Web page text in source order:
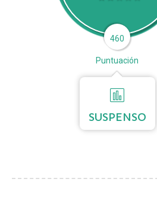
460
Puntuación
SUSPENSO